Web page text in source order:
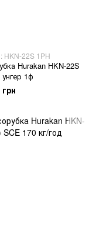
HKN-22S 1PH
Hurakan HKN-22S
1ф